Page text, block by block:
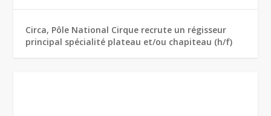
Circa, Pôle National Cirque recrute un régisseur
principal spécialité plateau et/ou chapiteau (h/f)